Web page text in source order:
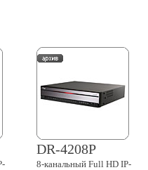
DR-4208P
8-канальный Full HD IP-